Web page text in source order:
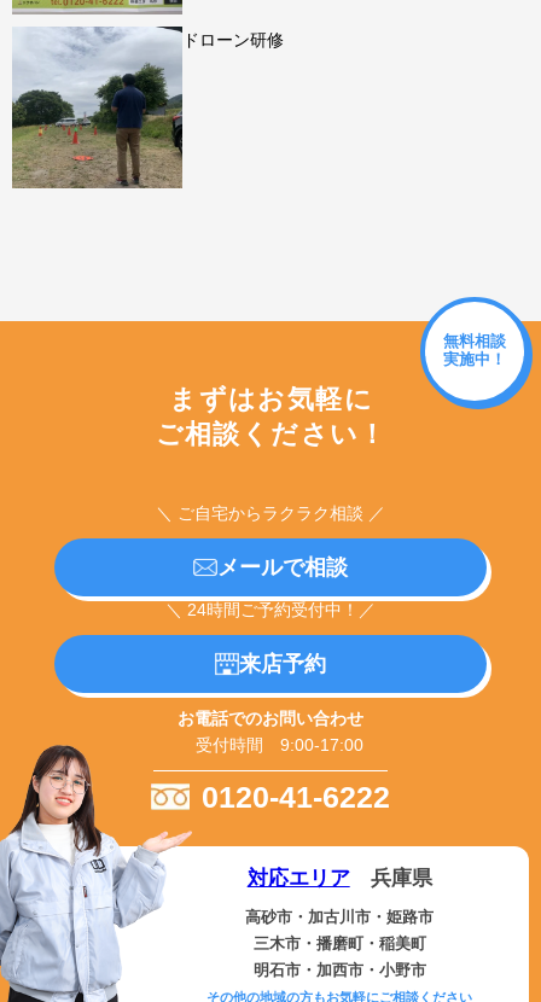
ドローン研修
無料相談
実施中！
まずはお気軽に
ご相談ください！
＼ ご自宅からラクラク相談 ／
メールで相談
＼ 24時間ご予約受付中！／
来店予約
お電話でのお問い合わせ
受付時間 9:00-17:00
0120-41-6222
対応エリア兵庫県
高砂市・加古川市・姫路市
三木市・播磨町・稲美町
明石市・加西市・小野市
その他の地域の方もお気軽にご相談ください